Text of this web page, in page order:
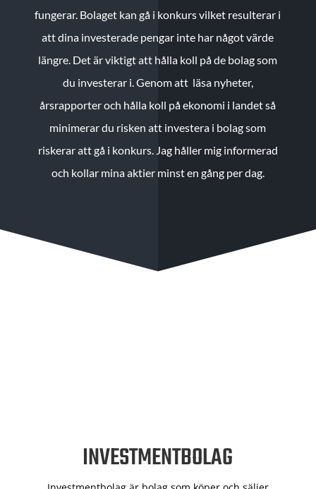
fungerar. Bolaget kan gå i konkurs vilket resulterar i
att dina investerade pengar inte har något värde
längre. Det är viktigt att hålla koll på de bolag som
du investerar i. Genom att läsa nyheter,
årsrapporter och hålla koll på ekonomi i landet så
minimerar du risken att investera i bolag som
riskerar att gå i konkurs. Jag håller mig informerad
och kollar mina aktier minst en gång per dag.
INVESTMENTBOLAG